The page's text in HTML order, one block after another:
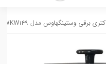
کتری برقی وستینگهاوس مدل WKWKW149